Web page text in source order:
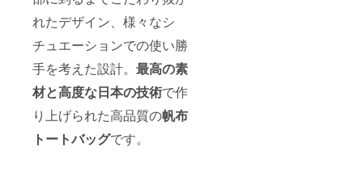
れたデザイン、様々なシ
チュエーションでの使い勝
手を考えた設計。 最高の素
材と高度な日本の技術で作
り上げられた高品質の帆布
トートバッグです。